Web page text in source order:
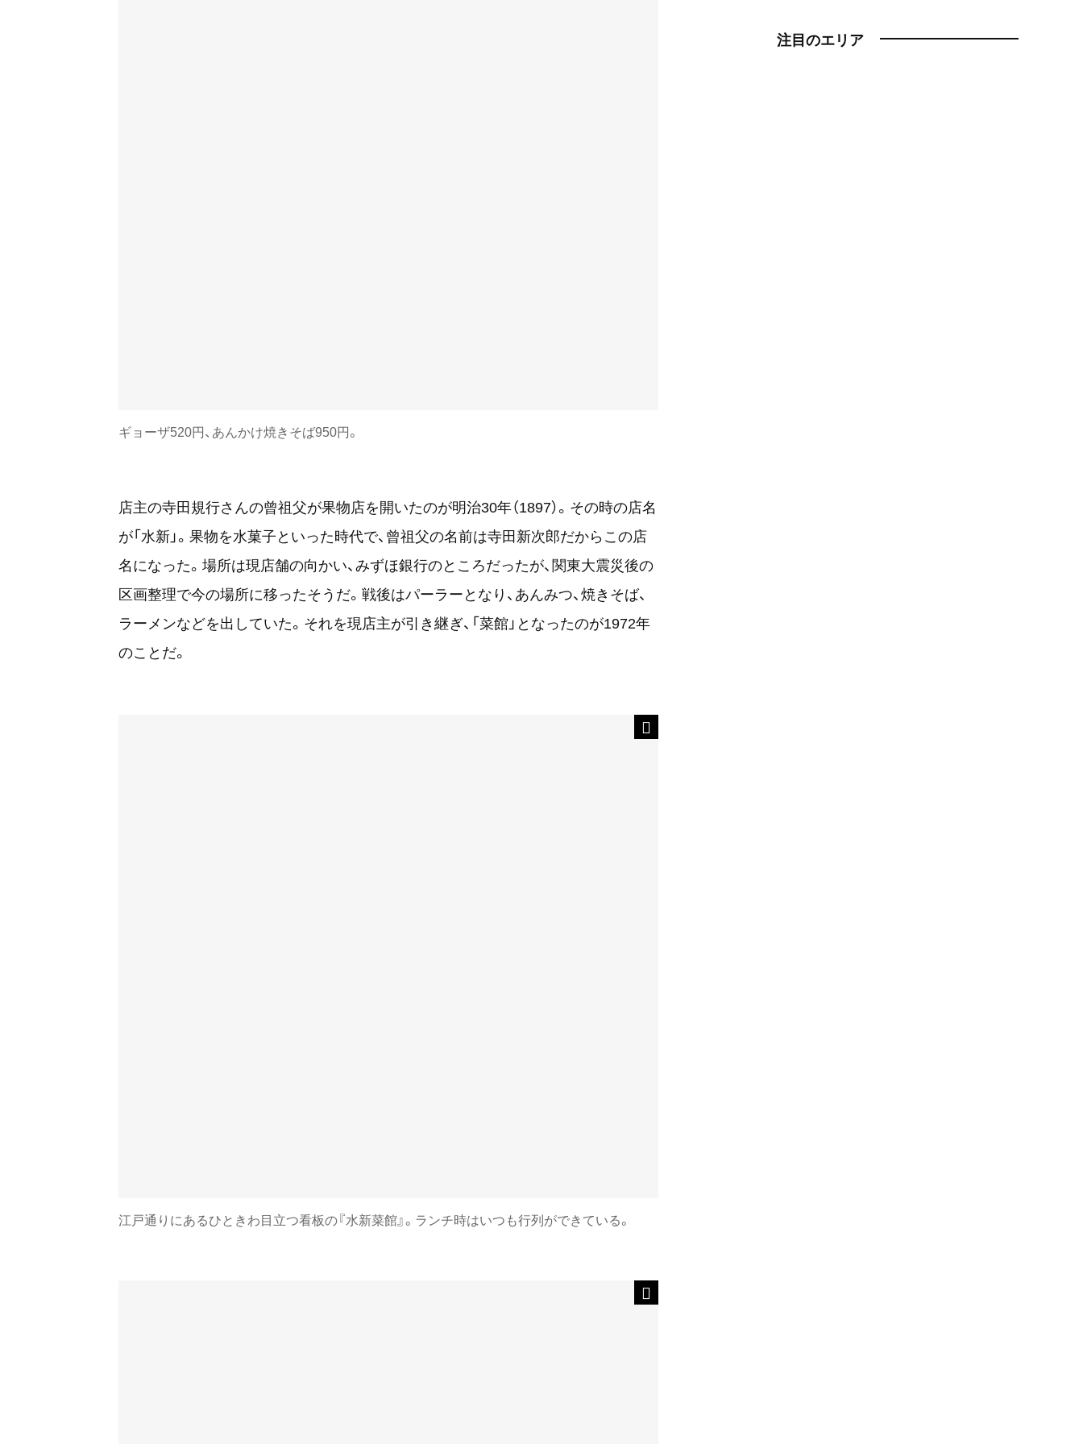
ギョーザ520円、あんかけ焼きそば950円。
店主の寺田規行さんの曾祖父が果物店を開いたのが明治30年（1897）。その時の店名
が「水新」。果物を水菓子といった時代で、曾祖父の名前は寺田新次郎だからこの店
名になった。場所は現店舗の向かい、みずほ銀行のところだったが、関東大震災後の
区画整理で今の場所に移ったそうだ。戦後はパーラーとなり、あんみつ、焼きそば、
ラーメンなどを出していた。それを現店主が引き継ぎ、「菜館」となったのが1972年
のことだ。
江戸通りにあるひときわ目立つ看板の『水新菜館』。ランチ時はいつも行列ができている。
注目のエリア